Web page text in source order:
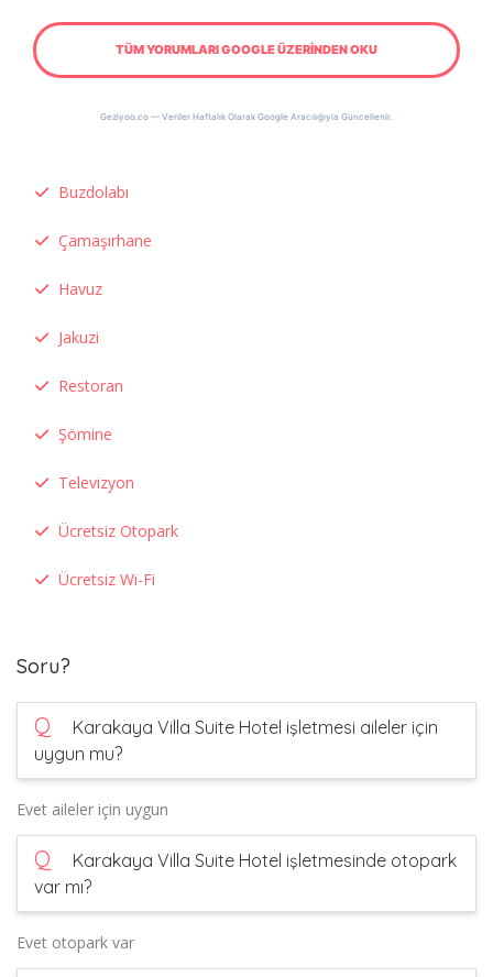
TÜM YORUMLARI GOOGLE ÜZERİNDEN OKU
Geziyoo.co — Veriler Haftalık Olarak Google Aracılığıyla Güncellenir.
Buzdolabı
Çamaşırhane
Havuz
Jakuzi
Restoran
Şömine
Televizyon
Ücretsiz Otopark
Ücretsiz Wi-Fi
Soru?
Q
Karakaya Villa Suite Hotel işletmesi aileler için
uygun mu?
Evet aileler için uygun
Q
Karakaya Villa Suite Hotel işletmesinde otopark
var mı?
Evet otopark var